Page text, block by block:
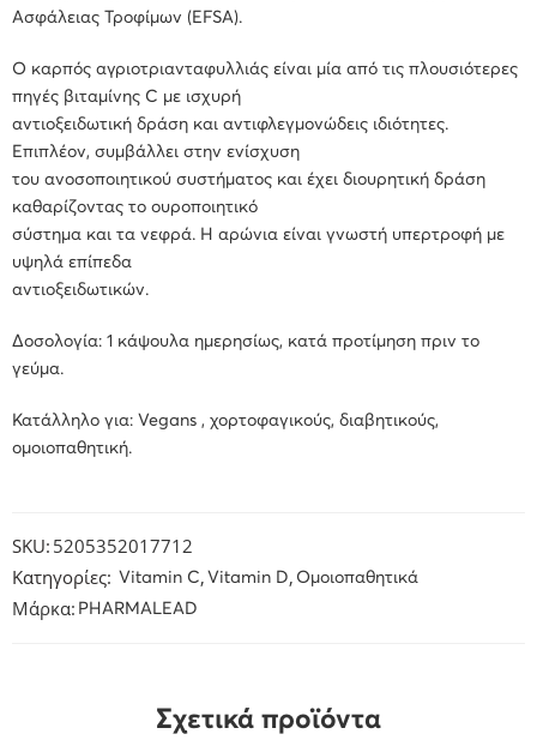
Ασφάλειας Τροφίμων (EFSA).
Ο καρπός αγριοτριανταφυλλιάς είναι μία από τις πλουσιότερες
πηγές βιταμίνης C με ισχυρή
αντιοξειδωτική δράση και αντιφλεγμονώδεις ιδιότητες.
Επιπλέον, συμβάλλει στην ενίσχυση
του ανοσοποιητικού συστήματος και έχει διουρητική δράση
καθαρίζοντας το ουροποιητικό
σύστημα και τα νεφρά. Η αρώνια είναι γνωστή υπερτροφή με
υψηλά επίπεδα
αντιοξειδωτικών.
Δοσολογία: 1 κάψουλα ημερησίως, κατά προτίμηση πριν το
γεύμα.
Κατάλληλο για: Vegans , χορτοφαγικούς, διαβητικούς,
ομοιοπαθητική.
SKU: 5205352017712
Κατηγορίες: Vitamin C, Vitamin D, Ομοιοπαθητικά
Μάρκα: PHARMALEAD
Σχετικά προϊόντα